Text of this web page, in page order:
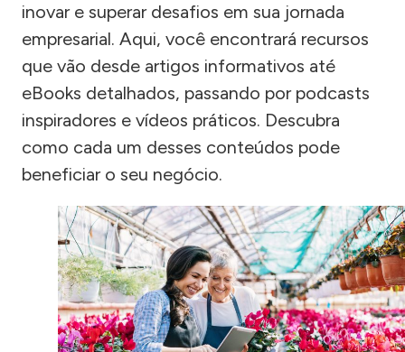
inovar e superar desafios em sua jornada
empresarial. Aqui, você encontrará recursos
que vão desde artigos informativos até
eBooks detalhados, passando por podcasts
inspiradores e vídeos práticos. Descubra
como cada um desses conteúdos pode
beneficiar o seu negócio.